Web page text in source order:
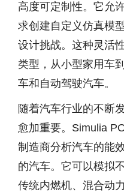
高度可定制性。它允
求创建自定义仿真模
设计挑战。这种灵活
类型，从小型家用车
车和自动驾驶汽车。
随着汽车行业的不断
愈加重要。Simulia
制造商分析汽车的能
的汽车。它可以模拟
传统内燃机、混合动